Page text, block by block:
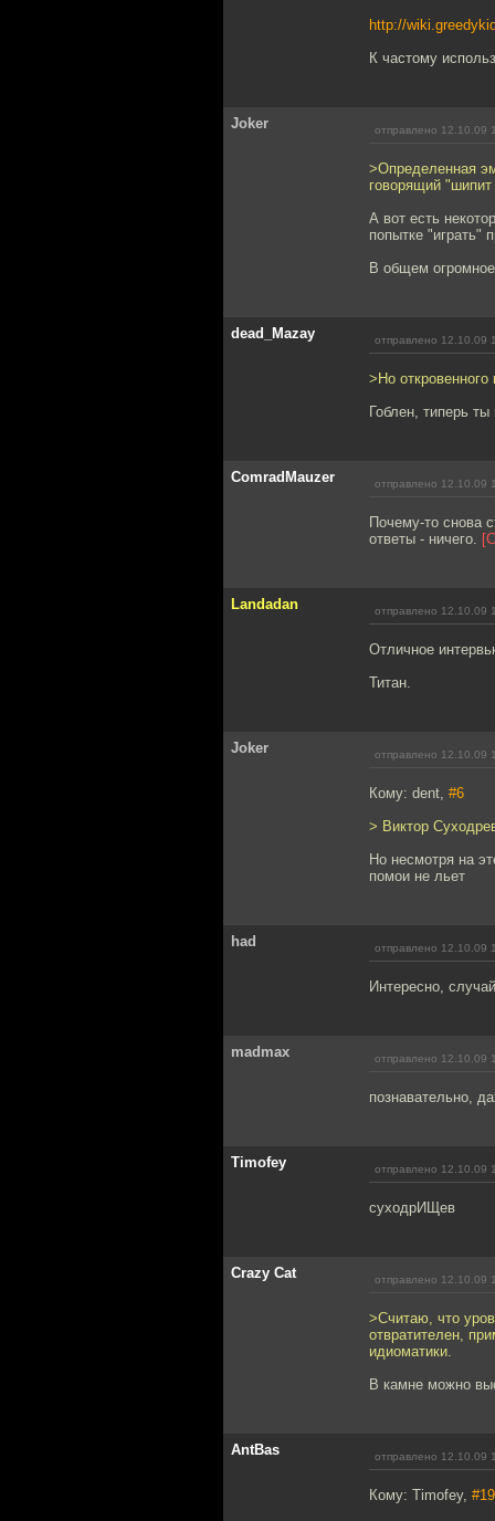
http://
К частому
Joker отправлено 12.10.09
>Определенная
говорящий
А вот есть
попытке "играть"
В общем
dead_Mazay отправлено 12.10.09
>Но
Гоблен, типерь
ComradMauzer отправлено 12.10.09
Почему-то снова
ответы - ничего.
Landadan отправлено 12.10.09
Отличное
Титан.
Joker отправлено 12.10.09
Кому: dent, #6
> Виктор
Но несмотря на
помои не льет
had отправлено 12.10.09
Интересно,
madmax отправлено 12.10.09
познавательно,
Timofey отправлено 12.10.09
суходрИЩев
Crazy Cat отправлено 12.10.09
>Считаю, что
отвратителен,
идиоматики.
В камне можно
AntBas отправлено 12.10.09
Кому: Timofey, #19